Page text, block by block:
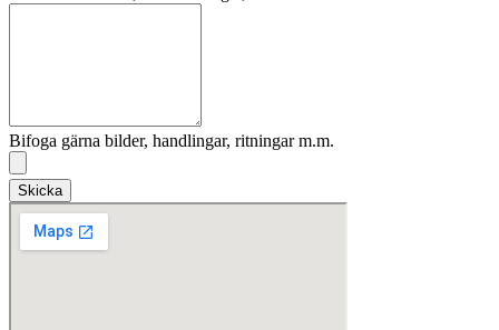
Bifoga gärna bilder, handlingar, ritningar m.m.
Skicka